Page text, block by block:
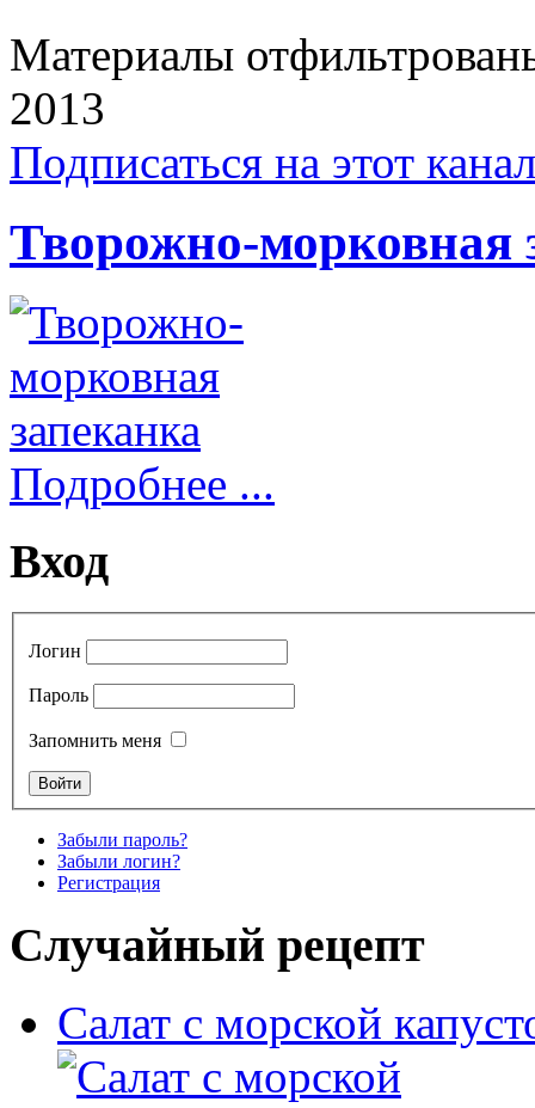
Материалы
2013
Подписаться на этот
Творожно-морковная
Подробнее ...
Вход
Логин
Пароль
Запомнить меня
Забыли пароль?
Забыли логин?
Регистрация
Случайный рецепт
Салат с морской